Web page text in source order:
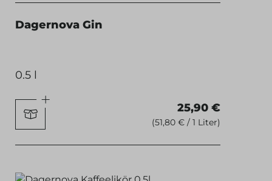
Dagernova Gin
0.5 l
25,90 €
(51,80 € / 1 Liter)